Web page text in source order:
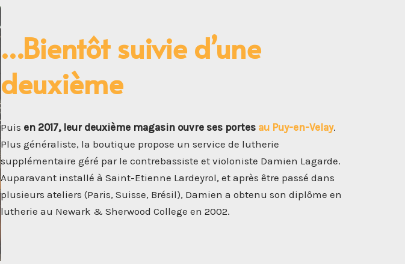
…Bientôt suivie d’une
deuxième
Puis en 2017, leur deuxième magasin ouvre ses portes au Puy-en-Velay.
Plus généraliste, la boutique propose un service de lutherie
supplémentaire géré par le contrebassiste et violoniste Damien Lagarde.
Auparavant installé à Saint-Etienne Lardeyrol, et après être passé dans
plusieurs ateliers (Paris, Suisse, Brésil), Damien a obtenu son diplôme en
lutherie au Newark & Sherwood College en 2002.